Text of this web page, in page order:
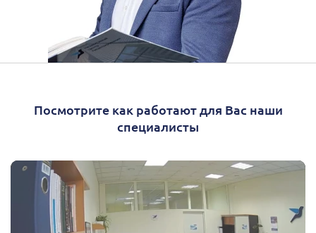
Посмотрите как работают для Вас наши
специалисты